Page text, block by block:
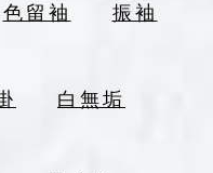
色留袖 振袖
白無垢